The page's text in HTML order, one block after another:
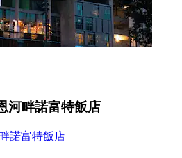
河畔諾富特飯店
諾富特飯店